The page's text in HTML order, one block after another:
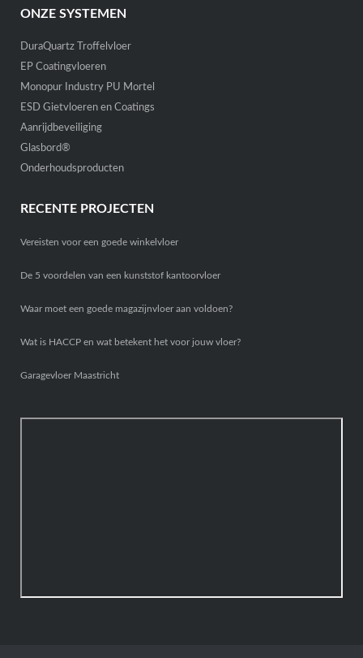
ONZE SYSTEMEN
DuraQuartz Troffelvloer
EP Coatingvloeren
Monopur Industry PU Mortel
ESD Gietvloeren en Coatings
Aanrijdbeveiliging
Glasbord®
Onderhoudsproducten
RECENTE PROJECTEN
Vereisten voor een goede winkelvloer
De 5 voordelen van een kunststof kantoorvloer
Waar moet een goede magazijnvloer aan voldoen?
Wat is HACCP en wat betekent het voor jouw vloer?
Garagevloer Maastricht